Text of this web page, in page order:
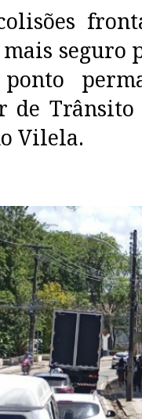
seguro
de
Vilela.